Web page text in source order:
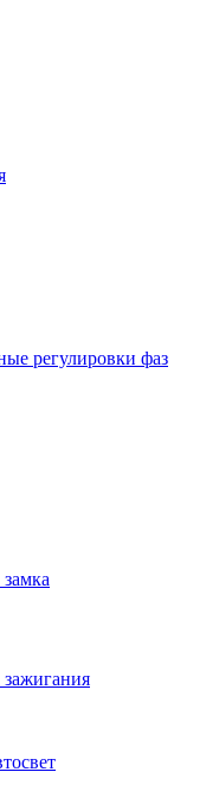
регулировки фаз
зажигания